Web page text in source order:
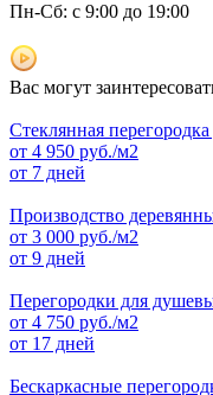
Пн-Сб: с 9:00 до 19:00
Вас могут
Стеклянная
от 4 950 руб./м2
от 7 дней
Производство
от 3 000 руб./м2
от 9 дней
Перегородки для
от 4 750 руб./м2
от 17 дней
Бескаркасные